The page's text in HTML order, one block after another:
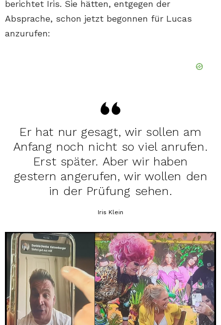
berichtet Iris. Sie hätten, entgegen der
Absprache, schon jetzt begonnen für Lucas
anzurufen:
Er hat nur gesagt, wir sollen am
Anfang noch nicht so viel anrufen.
Erst später. Aber wir haben
gestern angerufen, wir wollen den
in der Prüfung sehen.
Iris Klein